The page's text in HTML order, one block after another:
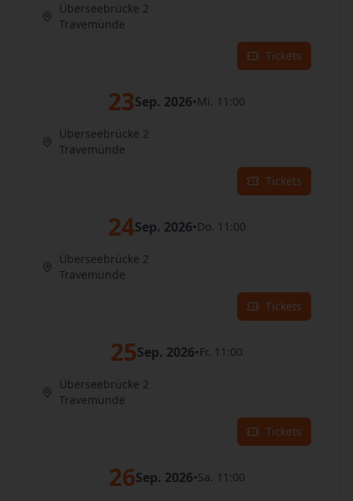
Überseebrücke 2
Travemünde
Tickets
23Sep. 2026•Mi. 11:00
Überseebrücke 2
Travemünde
Tickets
24Sep. 2026•Do. 11:00
Überseebrücke 2
Travemünde
Tickets
25Sep. 2026•Fr. 11:00
Überseebrücke 2
Travemünde
Tickets
26Sep. 2026•Sa. 11:00